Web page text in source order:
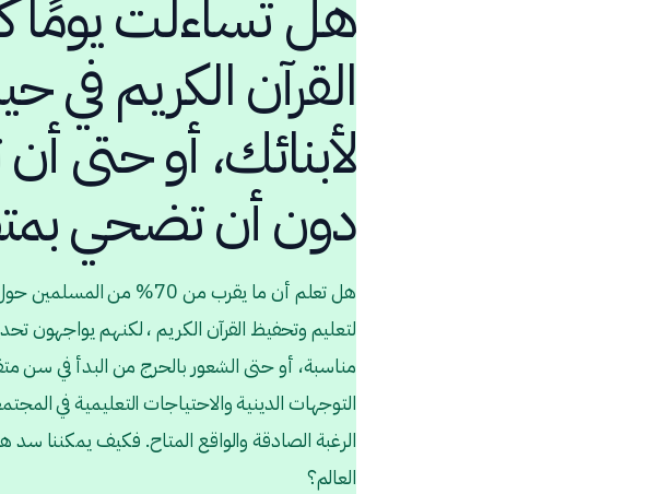
هل تساءلت يومًا
القرآن الكريم في
لأبنائك، أو حتى
دون أن تضحي
هل تعلم أن ما يقرب من
لتعليم وتحفيظ القرآن الكريم ، لكنهم يواجهون
مناسبة، أو حتى الشعور بالحرج من البدأ في
التوجهات الدينية والاحتياجات التعليمية في
الرغبة الصادقة والواقع المتاح. فكيف يمكننا سد
العالم؟